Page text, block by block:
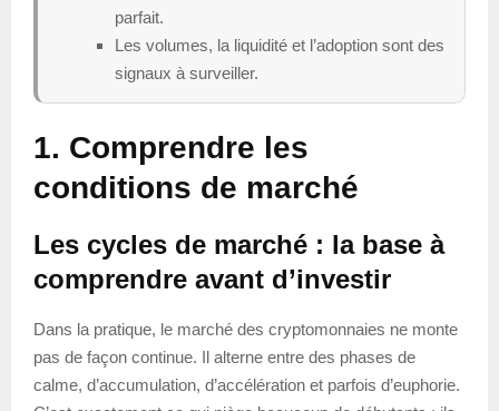
parfait.
Les volumes, la liquidité et l’adoption sont des
signaux à surveiller.
1. Comprendre les
conditions de marché
Les cycles de marché : la base à
comprendre avant d’investir
Dans la pratique, le marché des cryptomonnaies ne monte
pas de façon continue. Il alterne entre des phases de
calme, d’accumulation, d’accélération et parfois d’euphorie.